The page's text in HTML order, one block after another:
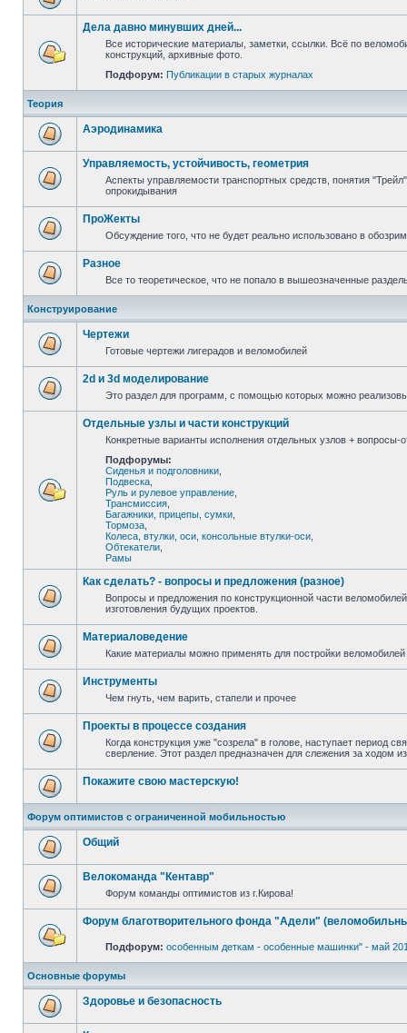
Дела давно минувших дней...
Все исторические материалы, заметки, ссылки. Всё по
конструкций, архивные фото.
Подфорум: Публикации в старых журналах
Теория
Аэродинамика
Управляемость, устойчивость, геометрия
Аспекты управляемости транспортных средств, понятия
опрокидывания
ПроЖекты
Обсуждение того, что не будет реально использовано в
Разное
Все то теоретическое, что не попало в вышеозначенные
Конструирование
Чертежи
Готовые чертежи лигерадов и веломобилей
2d и 3d моделирование
Это раздел для программ, с помощью которых можно
Отдельные узлы и части конструкций
Конкретные варианты исполнения отдельных узлов + вопросы-
Подфорумы:
Сиденья и подголовники
Подвеска
Руль и рулевое управление
Трансмиссия
Багажники, прицепы, сумки
Тормоза
Колеса, втулки, оси, консольные втулки-оси
Обтекатели
Рамы
Как сделать? - вопросы и предложения (разное)
Вопросы и предложения по конструкционной части
изготовления будущих проектов.
Материаловедение
Какие материалы можно применять для постройки
Инструменты
Чем гнуть, чем варить, стапели и прочее
Проекты в процессе создания
Когда конструкция уже "созрела" в голове, наступает период
сверление. Этот раздел предназначен для слежения за ходом
Покажите свою мастерскую!
Форум оптимистов с ограниченной мобильностью
Общий
Велокоманда "Кентавр"
Форум команды оптимистов из г.Кирова!
Форум благотворительного фонда "Адели"
Подфорум: особенным деткам - особенные машинки" - май
Основные форумы
Здоровье и безопасность